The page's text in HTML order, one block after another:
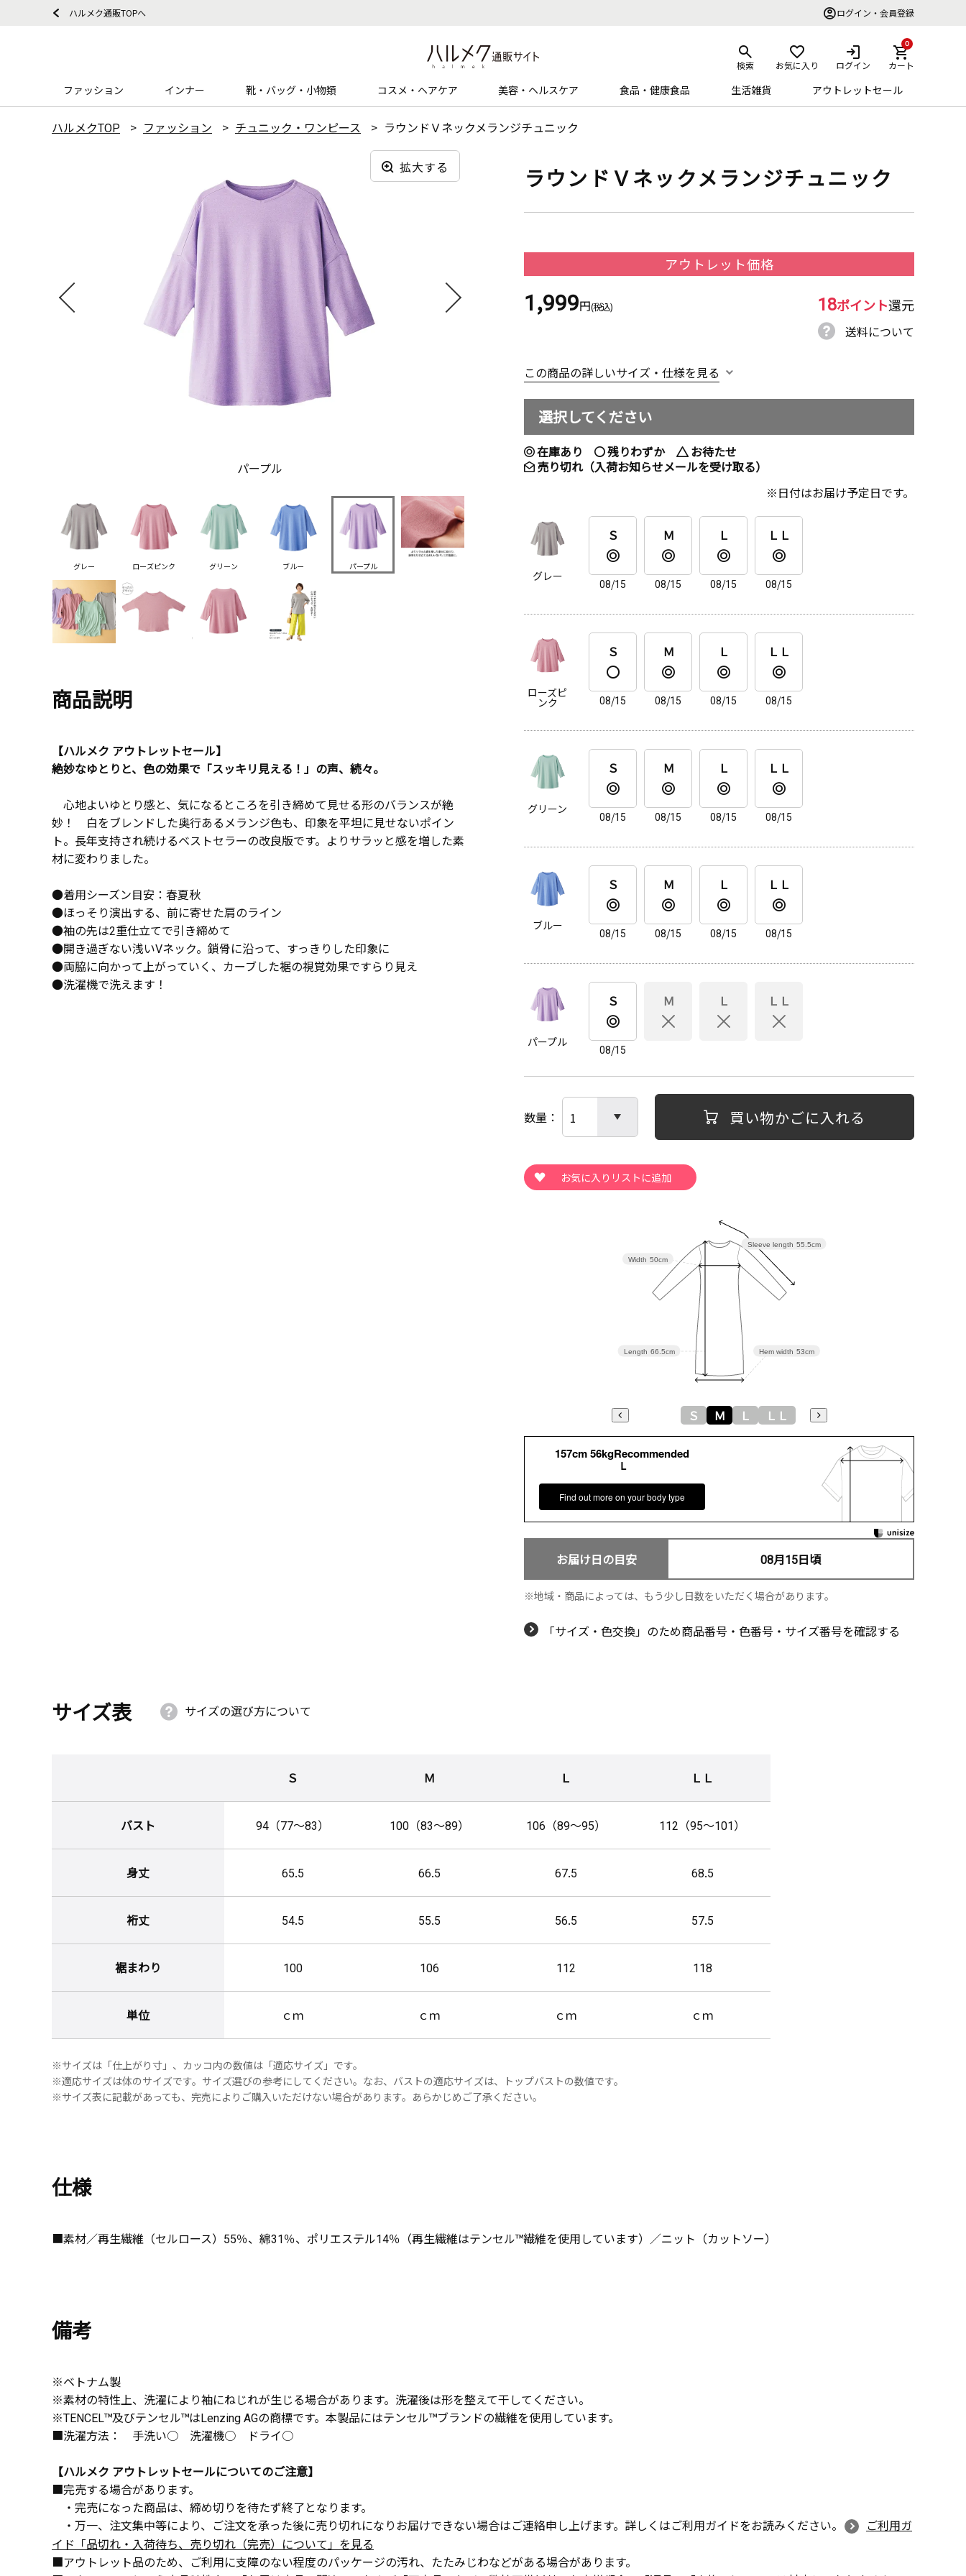
ハルメク通販TOPへ ログイン・会員登録
検索 お気に入り ログイン
0
カート
ファッション インナー 靴・バッグ・小物類 コスメ・ヘアケア 美容・ヘルスケア 食品・健康食品 生活雑貨 アウトレットセール
ハルメクTOP ファッション チュニック・ワンピース ラウンドＶネックメランジチュニック
パープル
拡大する
グレー ローズピンク グリーン ブルー パープル
商品説明
【ハルメク アウトレットセール】
絶妙なゆとりと、色の効果で「スッキリ見える！」の声、続々。
心地よいゆとり感と、気になるところを引き締めて見せる形のバランスが絶
妙！ 白をブレンドした奥行あるメランジ色も、印象を平坦に見せないポイン
ト。長年支持され続けるベストセラーの改良版です。よりサラッと感を増した素
材に変わりました。
●着用シーズン目安：春夏秋
●ほっそり演出する、前に寄せた肩のライン
●袖の先は2重仕立てで引き締めて
●開き過ぎない浅いVネック。鎖骨に沿って、すっきりした印象に
●両脇に向かって上がっていく、カーブした裾の視覚効果ですらり見え
●洗濯機で洗えます！
ラウンドＶネックメランジチュニック
アウトレット価格
1,999円(税込) 18ポイント還元
送料について
この商品の詳しいサイズ・仕様を見る
選択してください
在庫あり 残りわずか
お待たせ
売り切れ（入荷お知らせメールを受け取る）
日付はお届け予定日です。
グレー
Ｓ
08/15
Ｍ
08/15
Ｌ
08/15
ＬＬ
08/15
ローズピ
ンク
Ｓ
08/15
Ｍ
08/15
Ｌ
08/15
ＬＬ
08/15
グリーン
Ｓ
08/15
Ｍ
08/15
Ｌ
08/15
ＬＬ
08/15
ブルー
Ｓ
08/15
Ｍ
08/15
Ｌ
08/15
ＬＬ
08/15
パープル
Ｓ
08/15
Ｍ Ｌ ＬＬ
数量 買い物かごに入れる
Hem width 53cm
Sleeve length 55.5cm
Length 66.5cm
Width 50cm
Ｓ Ｍ Ｌ ＬＬ
157cm 56kgRecommended
Ｌ
Find out more on your body type
お届け日の目安 08月15日頃
地域・商品によっては、もう少し日数をいただく場合があります。
「サイズ・色交換」のため商品番号・色番号・サイズ番号を確認する
サイズ表 サイズの選び方について
Ｓ Ｍ Ｌ ＬＬ
バスト 94（77～83） 100（83～89） 106（89～95） 112（95～101）
身丈 65.5 66.5 67.5 68.5
裄丈 54.5 55.5 56.5 57.5
裾まわり 100 106 112 118
単位 ｃｍ ｃｍ ｃｍ ｃｍ
※サイズは「仕上がり寸」、カッコ内の数値は「適応サイズ」です。
※適応サイズは体のサイズです。サイズ選びの参考にしてください。なお、バストの適応サイズは、トップバストの数値です。
※サイズ表に記載があっても、完売によりご購入いただけない場合があります。あらかじめご了承ください。
仕様
■素材／再生繊維（セルロース）55％、綿31％、ポリエステル14％（再生繊維はテンセル™繊維を使用しています）／ニット（カットソー）
備考
※ベトナム製
※素材の特性上、洗濯により袖にねじれが生じる場合があります。洗濯後は形を整えて干してください。
※TENCEL™及びテンセル™はLenzing AGの商標です。本製品にはテンセル™ブランドの繊維を使用しています。
■洗濯方法： 手洗い○ 洗濯機○ ドライ○
【ハルメク アウトレットセールについてのご注意】
■完売する場合があります。
・完売になった商品は、締め切りを待たず終了となります。
・万一、注文集中等により、ご注文を承った後に売り切れになりお届けできない場合はご連絡申し上げます。詳しくはご利用ガイドをお読みください。
ご利用ガ
イド「品切れ・入荷待ち、売り切れ（完売）について」を見る
■アウトレット品のため、ご利用に支障のない程度のパッケージの汚れ、たたみじわなどがある場合があります。